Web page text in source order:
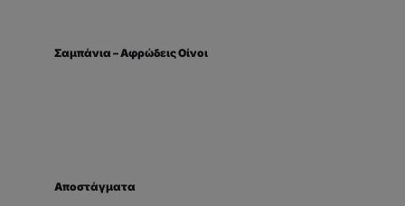
Σαμπάνια – Αφρώδεις Οίνοι
Αποστάγματα